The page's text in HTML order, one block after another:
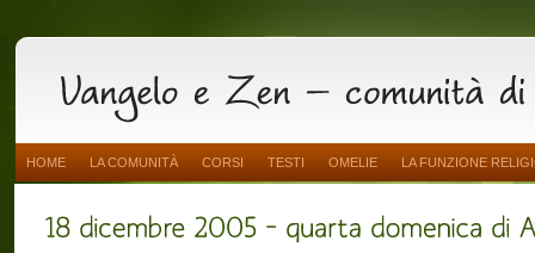
HOME LA COMUNITÀ CORSI TESTI OMELIE LA FUNZIONE